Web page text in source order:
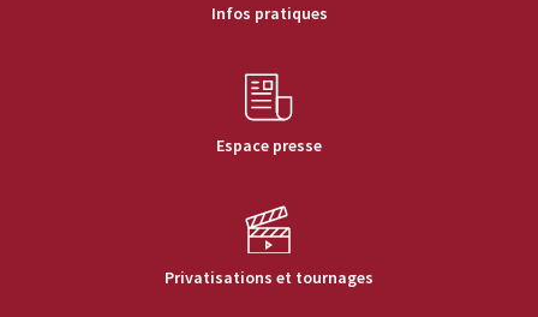
Infos pratiques
Espace presse
Privatisations et tournages